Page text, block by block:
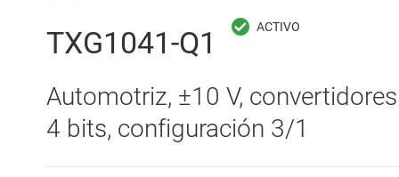
Aislamiento
Amplificadores
Audio, háptica y piezoeléctrica
Circuitos integrados de gestión de
TXG1041-Q1
Automotriz, ±10 V,
4 bits, configuración 3/1